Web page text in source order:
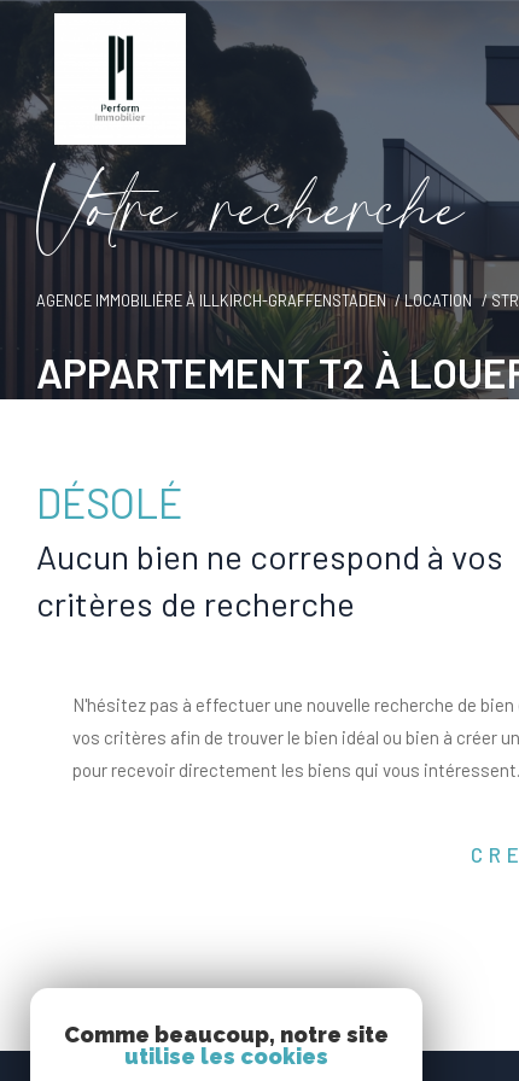
Votre recherche
AGENCE IMMOBILIÈRE À ILLKIRCH-GRAFFENSTADEN LOCATION
APPARTEMENT T2 À
DÉSOLÉ
Aucun bien ne correspond à vos
critères de recherche
N'hésitez pas à effectuer une nouvelle recherche de
vos critères afin de trouver le bien idéal ou bien à créer
pour recevoir directement les biens qui vous intéressent.
Comme beaucoup, notre site
utilise les cookies